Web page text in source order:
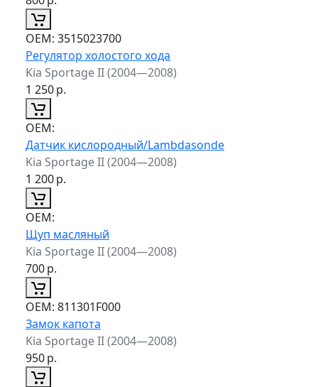
ОЕМ: 3515023700
Регулятор холостого хода
Kia Sportage II (2004—2008)
1 250р.
ОЕМ:
Датчик кислородный/Lambdasonde
Kia Sportage II (2004—2008)
1 200р.
ОЕМ:
Щуп масляный
Kia Sportage II (2004—2008)
700р.
ОЕМ: 811301F000
Замок капота
Kia Sportage II (2004—2008)
950р.